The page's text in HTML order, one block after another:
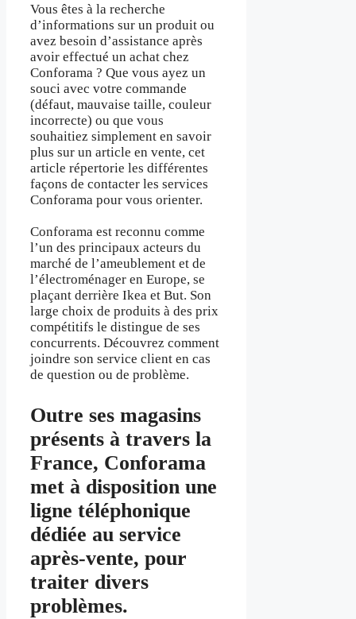
Vous êtes à la recherche
d’informations sur un produit ou
avez besoin d’assistance après
avoir effectué un achat chez
Conforama ? Que vous ayez un
souci avec votre commande
(défaut, mauvaise taille, couleur
incorrecte) ou que vous
souhaitiez simplement en savoir
plus sur un article en vente, cet
article répertorie les différentes
façons de contacter les services
Conforama pour vous orienter.
Conforama est reconnu comme
l’un des principaux acteurs du
marché de l’ameublement et de
l’électroménager en Europe, se
plaçant derrière Ikea et But. Son
large choix de produits à des prix
compétitifs le distingue de ses
concurrents. Découvrez comment
joindre son service client en cas
de question ou de problème.
Outre ses magasins
présents à travers la
France, Conforama
met à disposition une
ligne téléphonique
dédiée au service
après-vente, pour
traiter divers
problèmes.